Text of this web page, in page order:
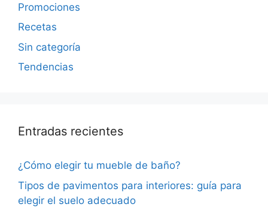
Promociones
Recetas
Sin categoría
Tendencias
Entradas recientes
¿Cómo elegir tu mueble de baño?
Tipos de pavimentos para interiores: guía para
elegir el suelo adecuado